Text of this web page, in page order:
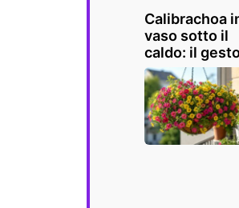
Calibrachoa
vaso sotto il
caldo: il
che
cascata piena
fiori